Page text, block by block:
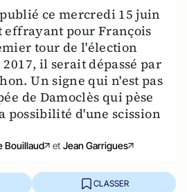
ce mercredi 15 juin
effrayant pour François
tour de l'élection
il serait dépassé par
Un signe qui n'est pas
de Damoclès qui pèse
possibilité d'une scission
Bouillaud et Jean Garrigues
CLASSER